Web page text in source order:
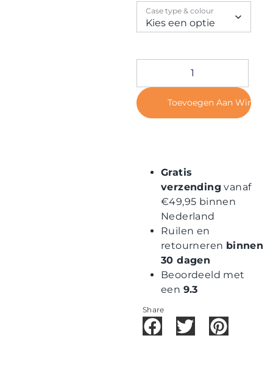
Case type & colour
Toevoegen Aan
Gratis
verzending vanaf
€49,95 binnen
Nederland
Ruilen en
retourneren binnen
30 dagen
Beoordeeld met
een 9.3
Share